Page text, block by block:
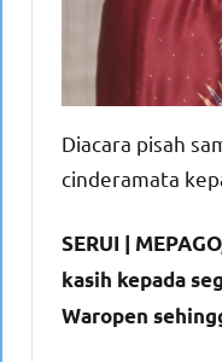
Diacara pisah
cinderamata
SERUI |
kasih kepada
Waropen